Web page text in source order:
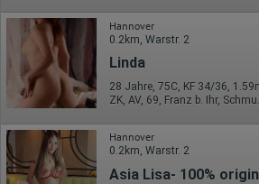
Hannover
0.2km, Warstr. 2
Linda
Hannover
0.2km, Warstr. 2
Asia Lisa- 100%